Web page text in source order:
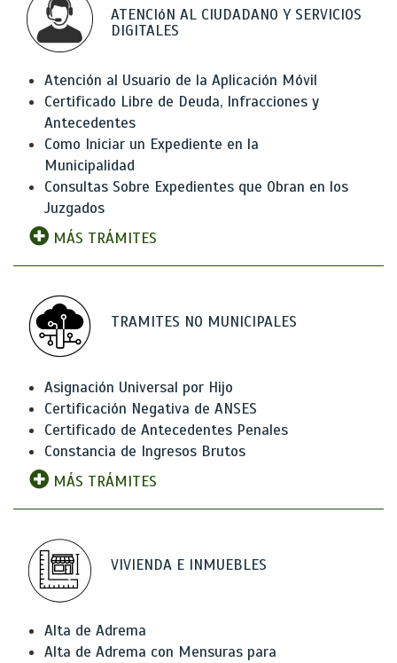
ATENCIóN AL CIUDADANO Y SERVICIOS
DIGITALES
Atención al Usuario de la Aplicación Móvil
Certificado Libre de Deuda, Infracciones y
Antecedentes
Como Iniciar un Expediente en la
Municipalidad
Consultas Sobre Expedientes que Obran en los
Juzgados
MÁS TRÁMITES
TRAMITES NO MUNICIPALES
Asignación Universal por Hijo
Certificación Negativa de ANSES
Certificado de Antecedentes Penales
Constancia de Ingresos Brutos
MÁS TRÁMITES
VIVIENDA E INMUEBLES
Alta de Adrema
Alta de Adrema con Mensuras para